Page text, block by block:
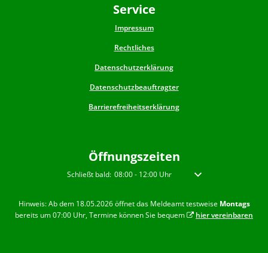
Service
Impressum
Rechtliches
Datenschutzerklärung
Datenschutzbeauftragter
Barrierefreiheitserklärung
Öffnungszeiten
Klicken, um weitere Öffnungs- oder Schließzeiten
Schließt bald: 08:00- 12:00Uhr Von 08:00 bis 12:00 Uhr
Hinweis: Ab dem 18.05.2026 öffnet das Meldeamt testweise Montags
bereits um 07:00 Uhr, Termine können Sie bequem
hier vereinbaren